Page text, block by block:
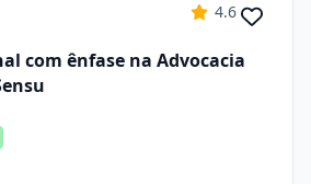
4.6
com ênfase na Advocacia